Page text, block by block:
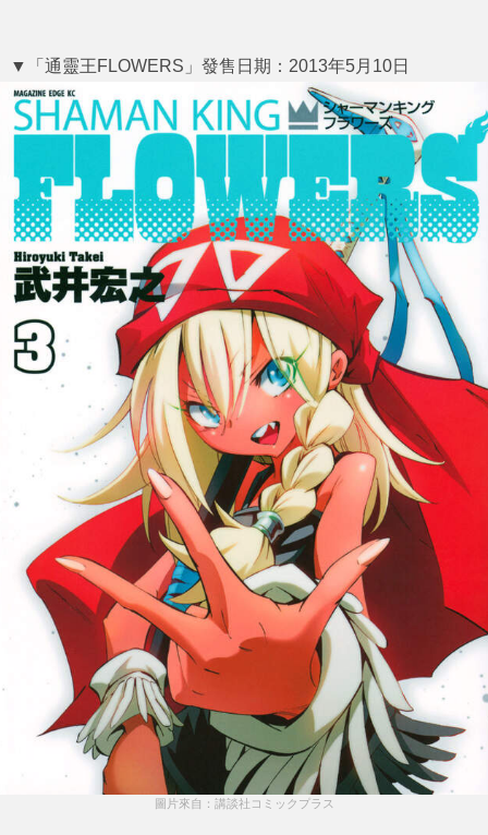
▼「通靈王FLOWERS」發售日期：2013年5月10日
圖片來自：講談社コミックプラス